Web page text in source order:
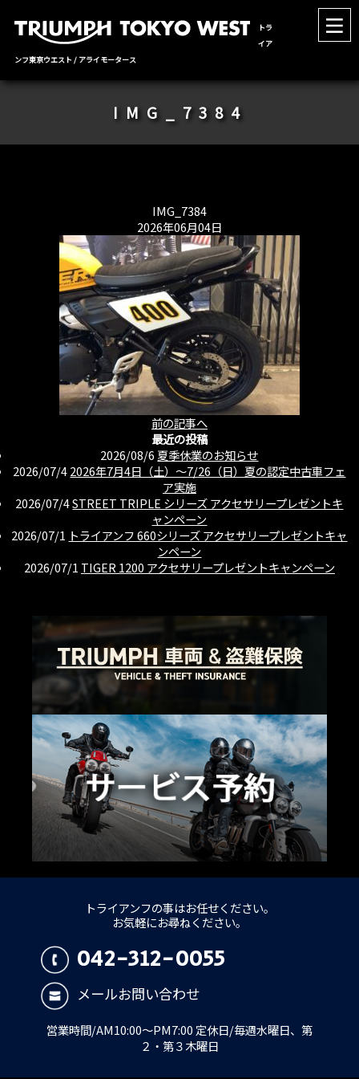
トラ
イア
ンフ東京ウエスト / アライモータース
IMG_7384
IMG_7384
2026年06月04日
前の記事へ
最近の投稿
2026/08/6 夏季休業のお知らせ
2026/07/42026年7月4日（土）〜7/26（日）夏の認定中古車フェ
ア実施
2026/07/4STREET TRIPLE シリーズ アクセサリープレゼントキ
ャンペーン
2026/07/1 トライアンフ 660シリーズ アクセサリープレゼントキャ
ンペーン
2026/07/1 TIGER 1200 アクセサリープレゼントキャンペーン
トライアンフの事はお任せください。
お気軽にお尋ねください。
042-312-0055
メールお問い合わせ
営業時間/AM10:00～PM7:00 定休日/毎週水曜日、第
２・第３木曜日